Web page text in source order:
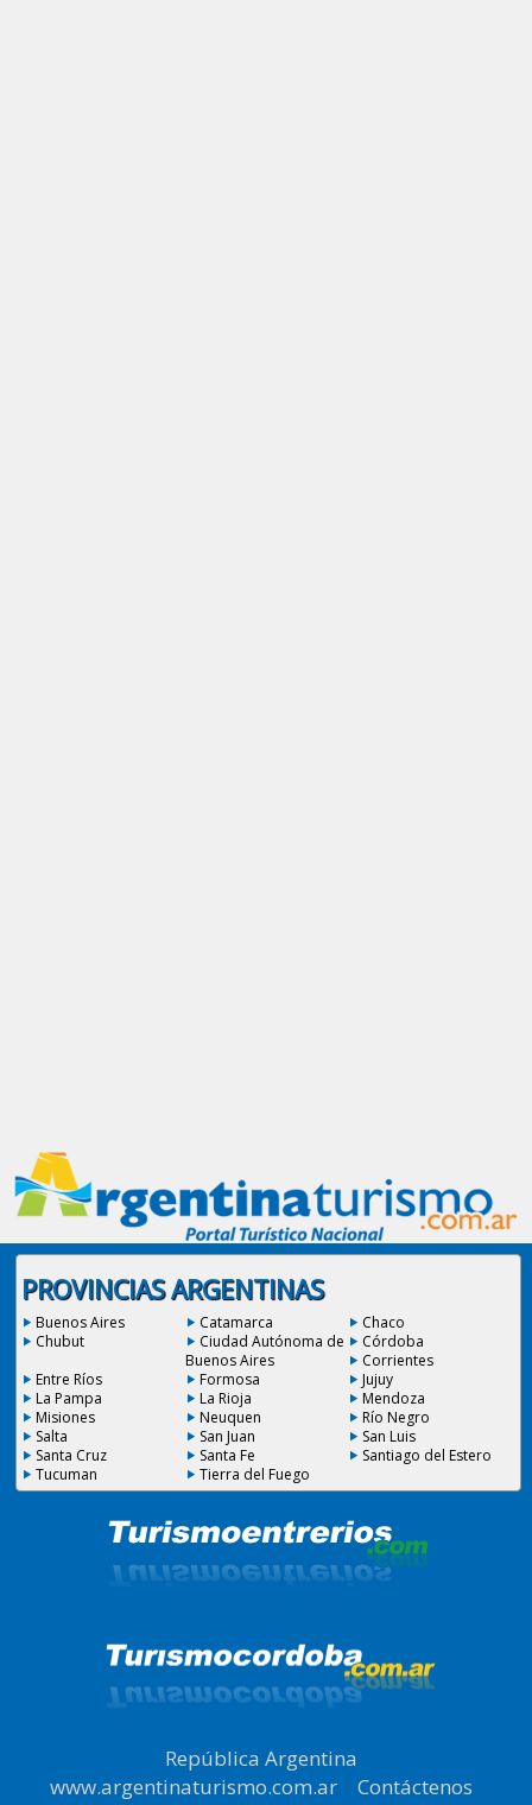
PROVINCIAS ARGENTINAS
Buenos Aires Catamarca
Chaco
Chubut
Ciudad Autónoma de
Buenos Aires
Córdoba
Corrientes
Entre Ríos
Formosa
Jujuy
La Pampa
La Rioja
Mendoza
Misiones
Neuquen
Río Negro
Salta
San Juan
San Luis
Santa Cruz
Santa Fe
Santiago del Estero
Tucuman
Tierra del Fuego
República Argentina
www.argentinaturismo.com.ar| Contáctenos